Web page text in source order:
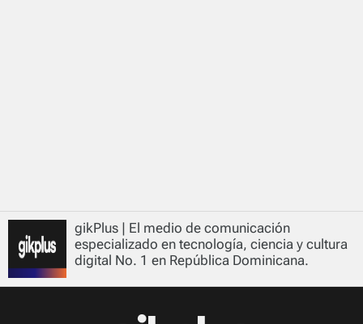
gikPlus | El medio de comunicación
especializado en tecnología, ciencia y cultura
digital No. 1 en República Dominicana.